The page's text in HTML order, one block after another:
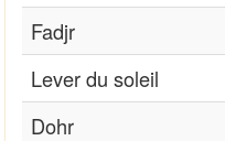
Fadjr
Lever du soleil
Dohr